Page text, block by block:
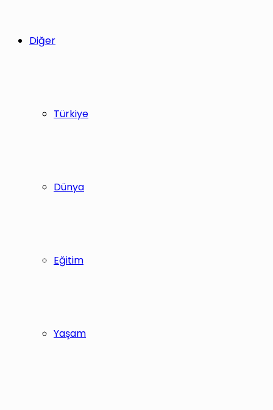
Diğer
Türkiye
Dünya
Eğitim
Yaşam